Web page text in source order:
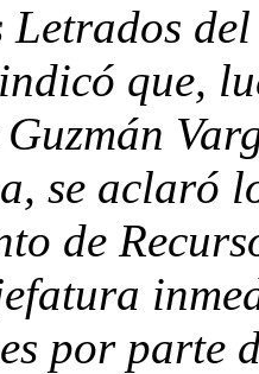
Letrados
que,
se aclaró
de
por parte